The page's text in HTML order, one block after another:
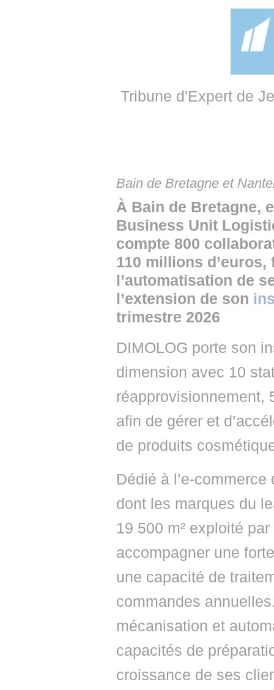
•
Tribune d'Expert de
Bain de Bretagne et
À Bain de Bretagne,
Business Unit
compte 800
110 millions
l’automatisation de
l’extension de son
trimestre 2026
DIMOLOG porte son
dimension avec 10
réapprovisionnement,
afin de gérer et
de produits
Dédié à l’e-
dont les marques du
19 500 m² exploité
accompagner une
une capacité de
commandes
mécanisation et
capacités de
croissance de ses